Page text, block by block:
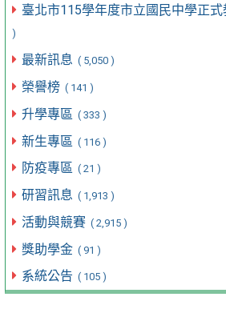
臺北市115學年度市立國民中學正
)
最新訊息 ( 5,050 )
榮譽榜 ( 141 )
升學專區 ( 333 )
新生專區 ( 116 )
防疫專區 ( 21 )
研習訊息 ( 1,913 )
活動與競賽 ( 2,915 )
獎助學金 ( 91 )
系統公告 ( 105 )